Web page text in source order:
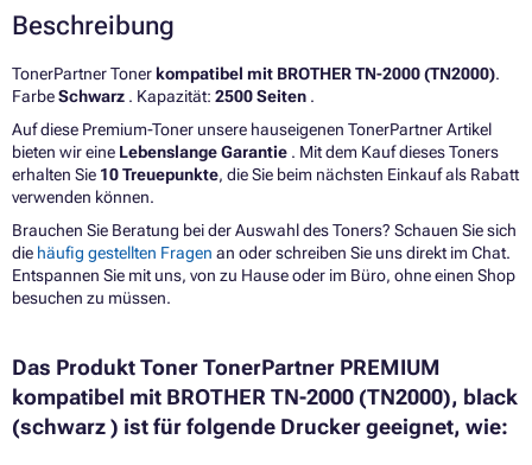
Beschreibung
TonerPartner Toner kompatibel mit BROTHER TN-2000 (TN2000).
FarbeSchwarz . Kapazität: 2500 Seiten .
Auf diese Premium-Toner unsere hauseigenen TonerPartner Artikel
bieten wir eine Lebenslange Garantie . Mit dem Kauf dieses Toners
erhalten Sie 10 Treuepunkte, die Sie beim nächsten Einkauf als Rabatt
verwenden können.
Brauchen Sie Beratung bei der Auswahl des Toners? Schauen Sie sich
die häufig gestellten Fragen an oder schreiben Sie uns direkt im Chat.
Entspannen Sie mit uns, von zu Hause oder im Büro, ohne einen Shop
besuchen zu müssen.
Das Produkt Toner TonerPartner PREMIUM
kompatibel mit BROTHER TN-2000 (TN2000), black
(schwarz ) ist für folgende Drucker geeignet, wie: